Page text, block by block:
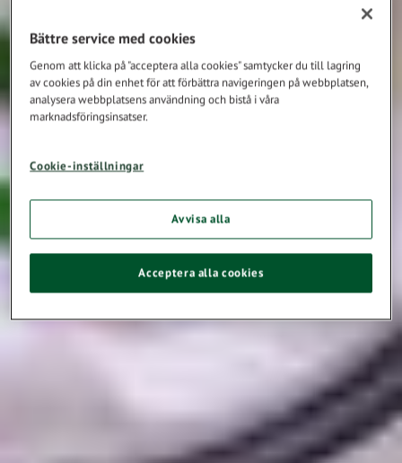
Bättre service med cookies
Genom att klicka på "acceptera alla cookies" samtycker du till lagring
av cookies på din enhet för att förbättra navigeringen på webbplatsen,
analysera webbplatsens användning och bistå i våra
marknadsföringsinsatser.
Cookie-inställningar
Avvisa alla
Acceptera alla cookies